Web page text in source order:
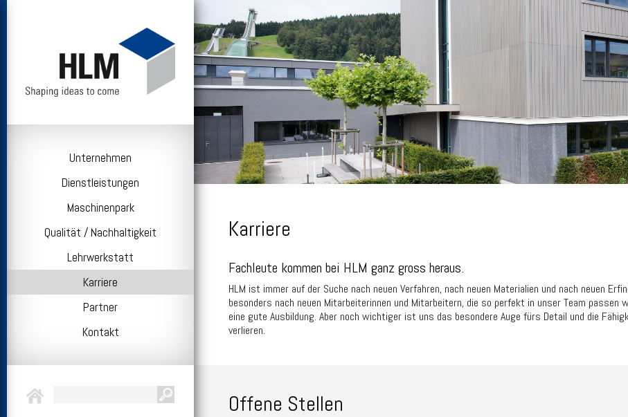
Unternehmen
Dienstleistungen
Maschinenpark
Qualität / Nachhaltigkeit
Lehrwerkstatt
Karriere
Partner
Kontakt
Karriere
Fachleute kommen bei HLM ganz gross heraus.
HLM ist immer auf der Suche nach neuen Verfahren, nach neuen Materialien und nach neuen
besonders nach neuen Mitarbeiterinnen und Mitarbeitern, die so perfekt in unser Team
eine gute Ausbildung. Aber noch wichtiger ist uns das besondere Auge fürs Detail und die
verlieren.
Offene Stellen